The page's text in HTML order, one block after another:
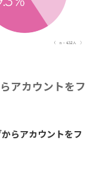
アカウントをフ
らアカウントをフ